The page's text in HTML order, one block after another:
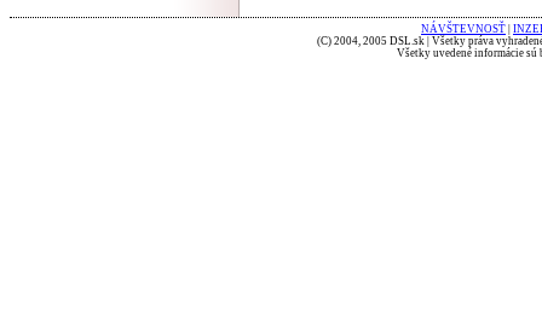
NÁVŠTEVNOSŤ
(C) 2004, 2005 DSL.sk | Všetky práva
Všetky uvedené informácie sú